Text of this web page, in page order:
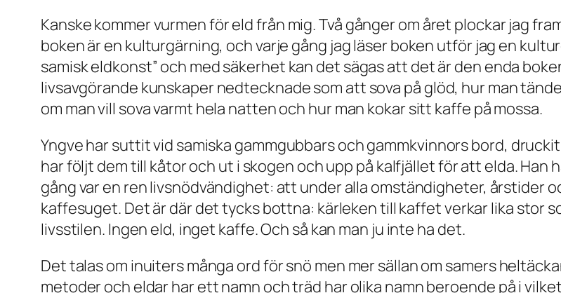
Kanske kommer vurmen för eld från mig. Två gånger om året plockar jag
boken är en kulturgärning, och varje gång jag läser boken utför jag en
samisk eldkonst” och med säkerhet kan det sägas att det är den enda
livsavgörande kunskaper nedtecknade som att sova på glöd, hur man
om man vill sova varmt hela natten och hur man kokar sitt kaffe på mossa.
Yngve har suttit vid samiska gammgubbars och gammkvinnors bord,
har följt dem till kåtor och ut i skogen och upp på kalfjället för att elda. Han
gång var en ren livsnödvändighet: att under alla omständigheter, årstider
kaffesuget. Det är där det tycks bottna: kärleken till kaffet verkar lika stor
livsstilen. Ingen eld, inget kaffe. Och så kan man ju inte ha det.
Det talas om inuiters många ord för snö men mer sällan om samers
metoder och eldar har ett namn och träd har olika namn beroende på i